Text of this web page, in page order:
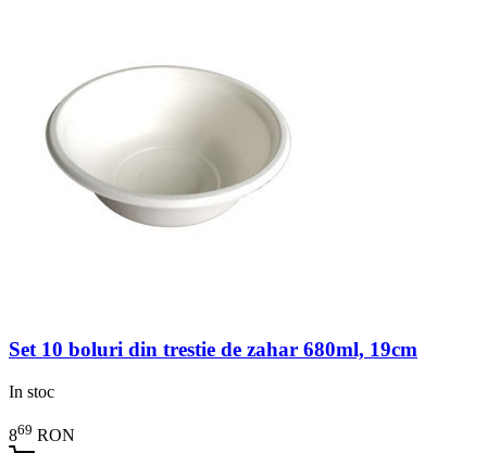
Set 10 boluri din trestie de zahar 680ml, 19cm
In stoc
869 RON